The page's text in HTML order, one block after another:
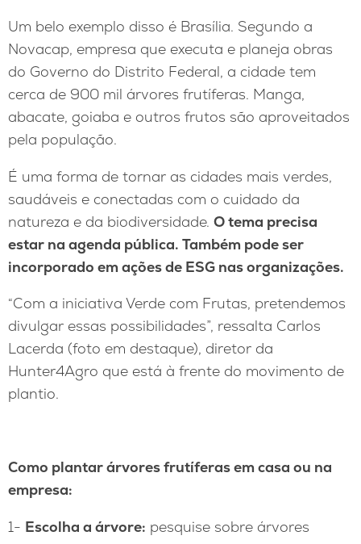
Um belo exemplo disso é Brasília. Segundo a
Novacap, empresa que executa e planeja obras
do Governo do Distrito Federal, a cidade tem
cerca de 900 mil árvores frutíferas. Manga,
abacate, goiaba e outros frutos são aproveitados
pela população.
É uma forma de tornar as cidades mais verdes,
saudáveis e conectadas com o cuidado da
natureza e da biodiversidade. O tema precisa
estar na agenda pública. Também pode ser
incorporado em ações de ESG nas organizações.
“Com a iniciativa Verde com Frutas, pretendemos
divulgar essas possibilidades”, ressalta Carlos
Lacerda (foto em destaque), diretor da
Hunter4Agro que está à frente do movimento de
plantio.
Como plantar árvores frutíferas em casa ou na
empresa:
1- Escolha a árvore: pesquise sobre árvores